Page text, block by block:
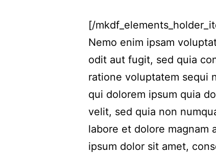
[/
Nemo enim ipsam
odit aut fugit, sed quia
ratione voluptatem sequi
qui dolorem ipsum quia
velit, sed quia non
labore et dolore magnam
ipsum dolor sit amet,